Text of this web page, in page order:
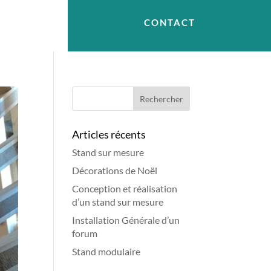
CONTACT
Articles récents
Stand sur mesure
Décorations de Noël
Conception et réalisation
d’un stand sur mesure
Installation Générale d’un
forum
Stand modulaire